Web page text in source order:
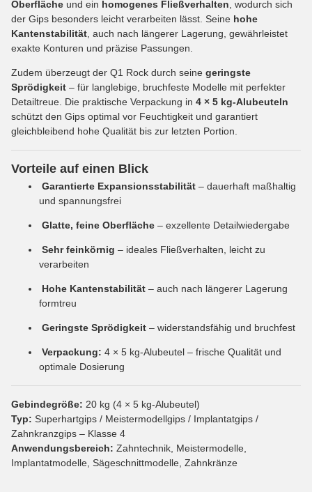
Oberfläche und ein homogenes Fließverhalten , wodurch sich
der Gips besonders leicht verarbeiten lässt. Seine hohe
Kantenstabilität , auch nach längerer Lagerung, gewährleistet
exakte Konturen und präzise Passungen.
Zudem überzeugt der Q1 Rock durch seine geringste
Sprödigkeit – für langlebige, bruchfeste Modelle mit perfekter
Detailtreue. Die praktische Verpackung in 4 × 5 kg-Alubeuteln
schützt den Gips optimal vor Feuchtigkeit und garantiert
gleichbleibend hohe Qualität bis zur letzten Portion.
Vorteile auf einen Blick
Garantierte Expansionsstabilität – dauerhaft maßhaltig
und spannungsfrei
Glatte, feine Oberfläche – exzellente Detailwiedergabe
Sehr feinkörnig – ideales Fließverhalten, leicht zu
verarbeiten
Hohe Kantenstabilität – auch nach längerer Lagerung
formtreu
Geringste Sprödigkeit – widerstandsfähig und bruchfest
Verpackung: 4 × 5 kg-Alubeutel – frische Qualität und
optimale Dosierung
Gebindegröße: 20 kg (4 × 5 kg-Alubeutel)
Typ: Superhartgips / Meistermodellgips / Implantatgips /
Zahnkranzgips – Klasse 4
Anwendungsbereich: Zahntechnik, Meistermodelle,
Implantatmodelle, Sägeschnittmodelle, Zahnkränze